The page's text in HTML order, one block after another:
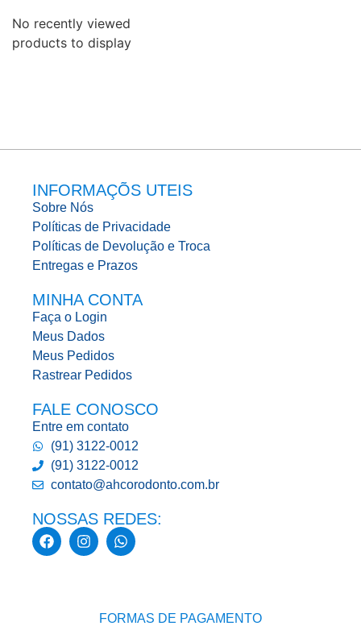
No recently viewed
products to display
INFORMAÇÕS UTEIS
Sobre Nós
Políticas de Privacidade
Políticas de Devolução e Troca
Entregas e Prazos
MINHA CONTA
Faça o Login
Meus Dados
Meus Pedidos
Rastrear Pedidos
FALE CONOSCO
Entre em contato
(91) 3122-0012
(91) 3122-0012
contato@ahcorodonto.com.br
NOSSAS REDES:
FORMAS DE PAGAMENTO